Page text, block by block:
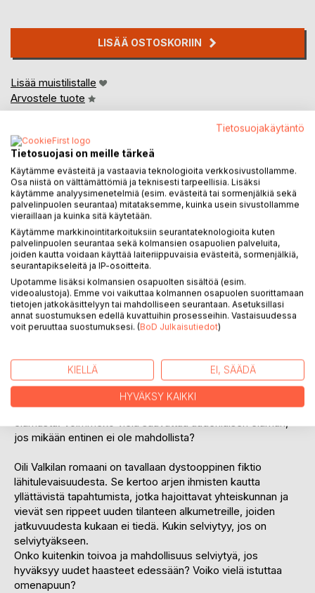
LISÄÄ OSTOSKORIIN
Lisää muistilistalle
Arvostele tuote
KUVAUS
Kun kaikki oli menossa hyvään suuntaan. Kun maailmaa
rakennettiin lujaa vauhtia kestävämmäksi
ilmastonmuutoksen uhkissa. Kun kaikki kävi nopeasti,
etäältä ja yksinkertaisesti. Kaikki oli niin turvallista, ihmiset
oppineita ja osaavia, ja asiat hoituivat niin helposti
digitaalisesti. Mikä voisi mennä pieleen?
Entä jos sähköt katkeavat? Entä, jos en enää saakaan
jos bussini ei kuljekaan eikä työtäni voi tehdä ja päädyn
kauas kivikauteen, josta isovanhempani kertoivat, kun olin
Luisuimmeko liian kauas luonnosta ja tavallisen nisäkkään
elämästä. Voimmeko vielä saavuttaa uudenlaisen elämän,
jos mikään entinen ei ole mahdollista?
Oili Valkilan romaani on tavallaan dystooppinen fiktio
lähitulevaisuudesta. Se kertoo arjen ihmisten kautta
yllättävistä tapahtumista, jotka hajoittavat yhteiskunnan ja
vievät sen rippeet uuden tilanteen alkumetreille, joiden
jatkuvuudesta kukaan ei tiedä. Kukin selviytyy, jos on
selviytyäkseen.
Onko kuitenkin toivoa ja mahdollisuus selviytyä, jos
hyväksyy uudet haasteet edessään? Voiko vielä istuttaa
omenapuun?
Tietosuojakäytäntö
Tietosuojasi on meille tärkeä
Käytämme evästeitä ja vastaavia teknologioita verkkosivustollamme.
Osa niistä on välttämättömiä ja teknisesti tarpeellisia. Lisäksi
käytämme analyysimenetelmiä (esim. evästeitä tai sormenjälkiä sekä
palvelinpuolen seurantaa) mitataksemme, kuinka usein sivustollamme
vieraillaan ja kuinka sitä käytetään.
Käytämme markkinointitarkoituksiin seurantateknologioita kuten
palvelinpuolen seurantaa sekä kolmansien osapuolien palveluita,
joiden kautta voidaan käyttää laiteriippuvaisia evästeitä, sormenjälkiä,
seurantapikseleitä ja IP-osoitteita.
Upotamme lisäksi kolmansien osapuolten sisältöä (esim.
videoalustoja). Emme voi vaikuttaa kolmannen osapuolen suorittamaan
tietojen jatkokäsittelyyn tai mahdolliseen seurantaan. Asetuksillasi
annat suostumuksen edellä kuvattuihin prosesseihin. Vastaisuudessa
voit peruuttaa suostumuksesi. (BoD Julkaisutiedot)
KIELLÄ EI, SÄÄDÄ
HYVÄKSY KAIKKI